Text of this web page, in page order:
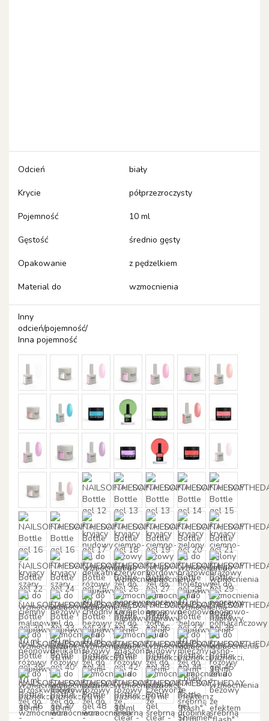
Odcień biały
Krycie półprzezroczysty
Pojemność 10 ml
Gęstość średnio gęsty
Opakowanie z pędzelkiem
Material do wzmocnienia
Inny
odcień/pojemność/
Inna pojemność